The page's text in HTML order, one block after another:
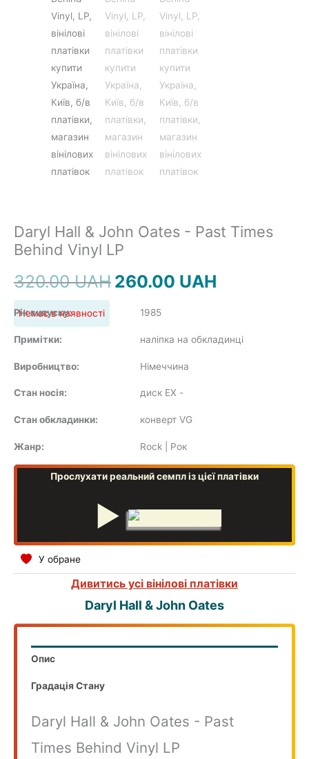
Daryl Hall & John Oates ‎- Past Times
Behind Vinyl LP
320.00UAH Оригінальна
ціна:
260.00 UAH
Немає в наявності
Рік випуску: 1985
Примітки: наліпка на обкладинці
Виробництво: Німеччина
Стан носія: диск EX -
Стан обкладинки: конверт VG
Жанр: Rock | Рок
Прослухати реальний семпл із цієї платівки
▶
У обране
Дивитись усі вінілові платівки
Daryl Hall & John Oates
Опис
Градація Стану
Daryl Hall & John Oates ‎- Past
Times Behind Vinyl LP
REGGAE
ROCK
SOUNDTRACK
COMPILATION